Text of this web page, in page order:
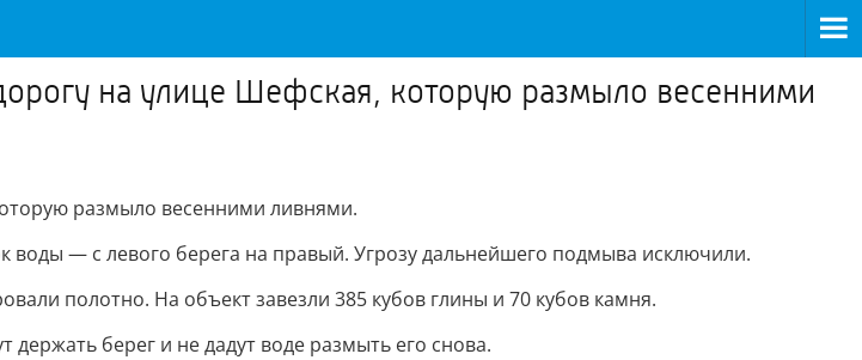
на улице Шефская, которую размыло весенними
размыло весенними ливнями.
— с левого берега на правый. Угрозу дальнейшего подмыва исключили.
полотно. На объект завезли 385 кубов глины и 70 кубов камня.
берег и не дадут воде размыть его снова.